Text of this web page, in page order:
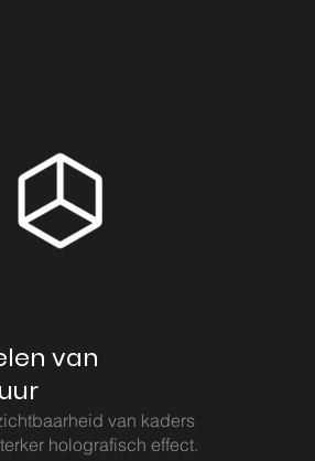
van
van kaders
holografisch effect.